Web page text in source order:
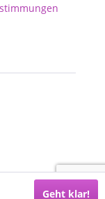
Geht klar!